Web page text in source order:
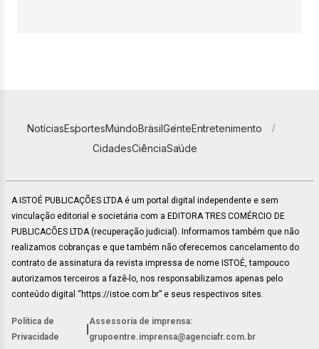
NotíciasEsportesMundoBrasilGenteEntretenimento
CidadesCiênciaSaúde
A ISTOÉ PUBLICAÇÕES LTDA é um portal digital independente e sem
vinculação editorial e societária com a EDITORA TRES COMÉRCIO DE
PUBLICACÕES LTDA (recuperação judicial). Informamos também que não
realizamos cobranças e que também não oferecemos cancelamento do
contrato de assinatura da revista impressa de nome ISTOÉ, tampouco
autorizamos terceiros a fazê-lo, nos responsabilizamos apenas pelo
conteúdo digital “https://istoe.com.br” e seus respectivos sites.
Política de
Privacidade
Assessoria de imprensa:
grupoentre.imprensa@agenciafr.com.br